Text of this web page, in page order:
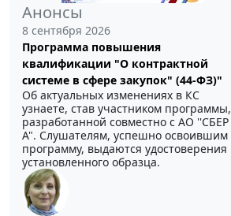
Анонсы
8 сентября 2026
Программа повышения
квалификации "О контрактной
системе в сфере закупок" (44-ФЗ)"
Об актуальных изменениях в КС
узнаете, став участником программы,
разработанной совместно с АО ''СБЕР
А". Слушателям, успешно освоившим
программу, выдаются удостоверения
установленного образца.